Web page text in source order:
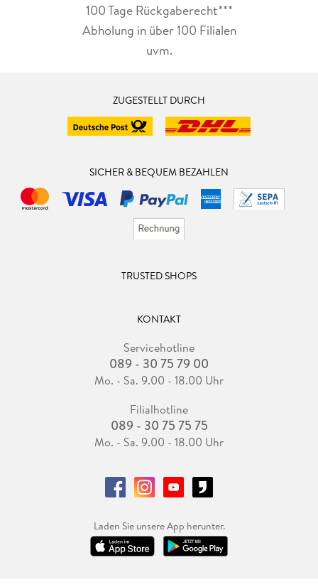
100 Tage Rückgaberecht***
Abholung in über 100 Filialen
uvm.
ZUGESTELLT DURCH
SICHER & BEQUEM BEZAHLEN
TRUSTED SHOPS
KONTAKT
Servicehotline
089 - 30 75 79 00
Mo. - Sa. 9.00 - 18.00 Uhr
Filialhotline
089 - 30 75 75 75
Mo. - Sa. 9.00 - 18.00 Uhr
Laden Sie unsere App herunter.